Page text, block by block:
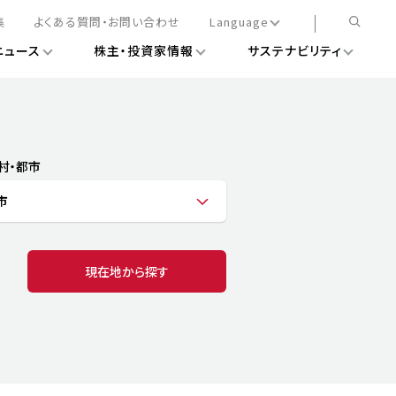
トカバレッジ
について
ネジメント
ィナビリティデータ
よくある質問・お問い合わせ
Language
日本語
ュース 株主・投資家情報 サステナビリティ
・都市
現在地から探す